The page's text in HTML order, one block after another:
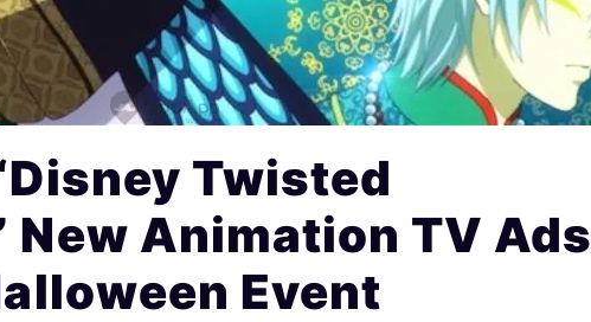
Twisted
New Animation TV Ads
Event